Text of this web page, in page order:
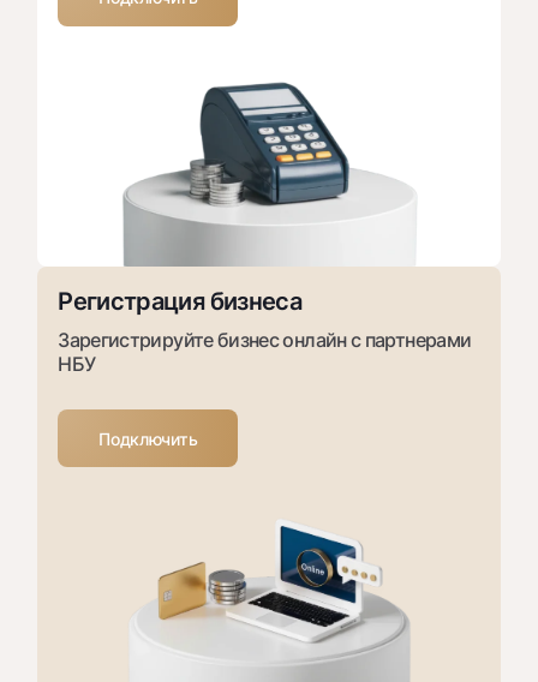
Регистрация бизнеса
Зарегистрируйте бизнес онлайн с партнерами
НБУ
Подключить